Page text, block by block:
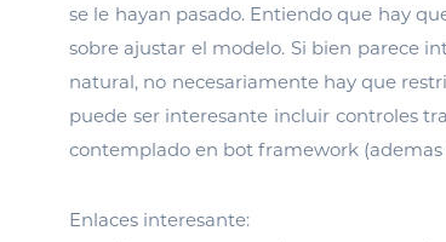
se le hayan pasado. Entiendo que hay
sobre ajustar el modelo. Si bien parece
natural, no necesariamente hay que
puede ser interesante incluir controles
contemplado en bot framework (ademas
Enlaces interesante: